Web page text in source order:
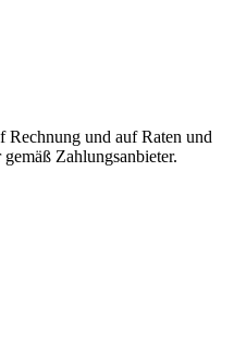
Rechnung und auf Raten und
Zahlungsanbieter.